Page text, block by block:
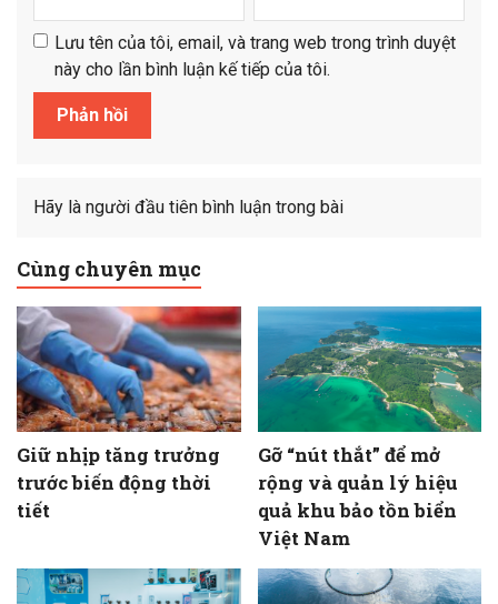
Lưu tên của tôi, email, và trang web trong trình duyệt
này cho lần bình luận kế tiếp của tôi.
Hãy là người đầu tiên bình luận trong bài
Cùng chuyên mục
Giữ nhịp tăng trưởng
trước biến động thời
tiết
Gỡ “nút thắt” để mở
rộng và quản lý hiệu
quả khu bảo tồn biển
Việt Nam